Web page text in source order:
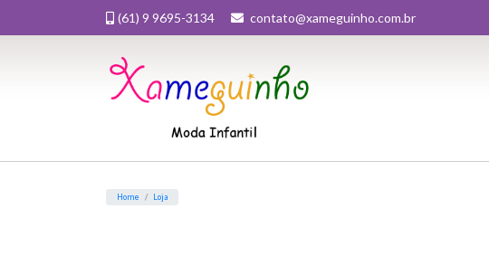
(61) 9 9695-3134 contato@xameguinho.com.br